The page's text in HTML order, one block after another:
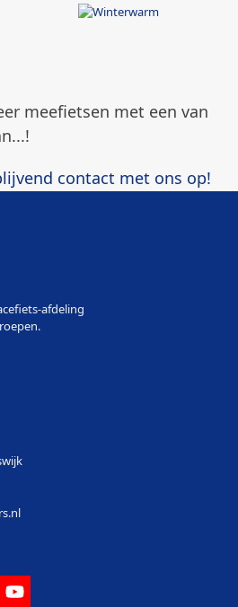
meefietsen met een van
contact met ons op!
afdeling
YouTube